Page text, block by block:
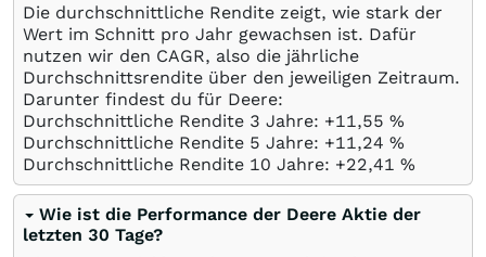
Die durchschnittliche Rendite zeigt, wie stark der
Wert im Schnitt pro Jahr gewachsen ist. Dafür
nutzen wir den CAGR, also die jährliche
Durchschnittsrendite über den jeweiligen Zeitraum.
Darunter findest du für Deere:
Durchschnittliche Rendite 3 Jahre: +11,55 %
Durchschnittliche Rendite 5 Jahre: +11,24 %
Durchschnittliche Rendite 10 Jahre: +22,41 %
Wie ist die Performance der Deere Aktie der
letzten 30 Tage?